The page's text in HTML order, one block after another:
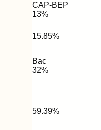
CAP-BEP
13%
15.85%
Bac
32%
59.39%